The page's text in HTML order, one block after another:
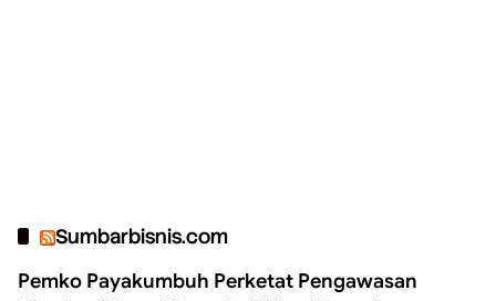
Sumbarbisnis.com
Pemko Payakumbuh Perketat Pengawasan